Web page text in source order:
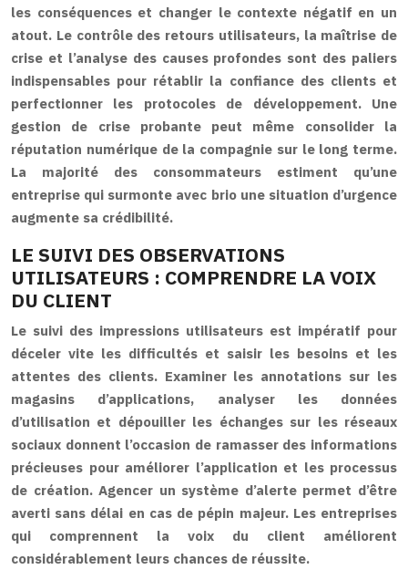
les conséquences et changer le contexte négatif en un
atout. Le contrôle des retours utilisateurs, la maîtrise de
crise et l’analyse des causes profondes sont des paliers
indispensables pour rétablir la confiance des clients et
perfectionner les protocoles de développement. Une
gestion de crise probante peut même consolider la
réputation numérique de la compagnie sur le long terme.
La majorité des consommateurs estiment qu’une
entreprise qui surmonte avec brio une situation d’urgence
augmente sa crédibilité.
LE SUIVI DES OBSERVATIONS
UTILISATEURS : COMPRENDRE LA VOIX
DU CLIENT
Le suivi des impressions utilisateurs est impératif pour
déceler vite les difficultés et saisir les besoins et les
attentes des clients. Examiner les annotations sur les
magasins d’applications, analyser les données
d’utilisation et dépouiller les échanges sur les réseaux
sociaux donnent l’occasion de ramasser des informations
précieuses pour améliorer l’application et les processus
de création. Agencer un système d’alerte permet d’être
averti sans délai en cas de pépin majeur. Les entreprises
qui comprennent la voix du client améliorent
considérablement leurs chances de réussite.